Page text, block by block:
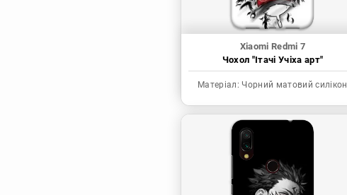
Xiaomi Redmi 7
Чохол "Ітачі Учіха арт"
Матеріал: Чорний матовий силікон